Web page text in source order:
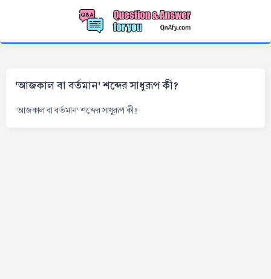
'আজকাল বা বর্তমান' শব্দের সাধুরূপ কী?
'আজকাল বা বর্তমান' শব্দের সাধুরূপ কী?